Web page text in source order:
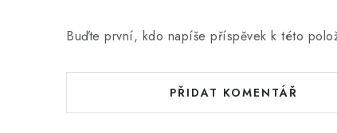
Buďte první, kdo napíše příspěvek k této
PŘIDAT KOMENTÁŘ